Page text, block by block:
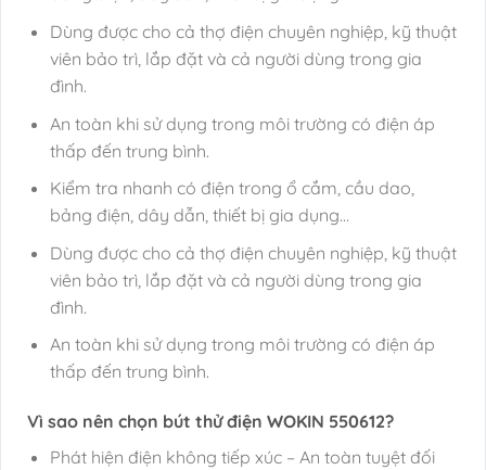
Dùng được cho cả thợ điện chuyên nghiệp, kỹ thuật
viên bảo trì, lắp đặt và cả người dùng trong gia
đình.
An toàn khi sử dụng trong môi trường có điện áp
thấp đến trung bình.
Kiểm tra nhanh có điện trong ổ cắm, cầu dao,
bảng điện, dây dẫn, thiết bị gia dụng…
Dùng được cho cả thợ điện chuyên nghiệp, kỹ thuật
viên bảo trì, lắp đặt và cả người dùng trong gia
đình.
An toàn khi sử dụng trong môi trường có điện áp
thấp đến trung bình.
Vì sao nên chọn bút thử điện WOKIN 550612?
Phát hiện điện không tiếp xúc – An toàn tuyệt đối